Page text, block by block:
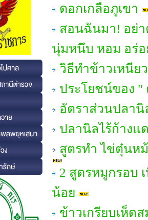
ดอกเกลือภูเขา
สอนฉันมา! อย่า
นุ่มหนึบ หอม อร่อ
วิธีทำข้าวเหนีย
ประโยชน์ของ "
อัตราส่วนปลา
ปลานิลไร้ก้างแ
สูตรทำ ไข่ตุ๋นห
2 สูตรหมูกรอบ
น้อย
ข้าวเกรียบเห็ด